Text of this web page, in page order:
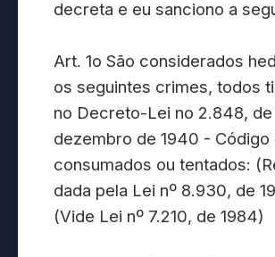
decreta e eu sanciono a
Art. 1o São considerados
os seguintes crimes, todos
no Decreto-Lei no 2.848, de
dezembro de 1940 - Código
consumados ou tentados:
dada pela Lei nº 8.930, de
(Vide Lei nº 7.210, de 1984)